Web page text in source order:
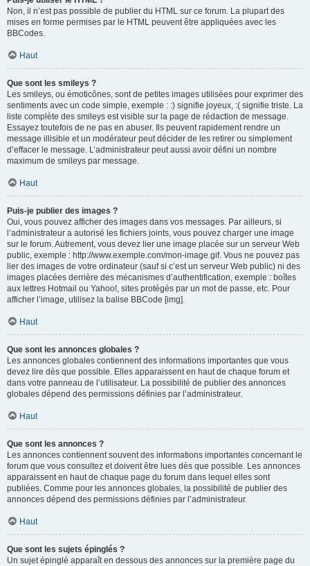
Non, il n’est pas possible de publier du HTML sur ce forum. La plupart des
mises en forme permises par le HTML peuvent être appliquées avec les
BBCodes.
Haut
Que sont les smileys ?
Les smileys, ou émoticônes, sont de petites images utilisées pour exprimer des
sentiments avec un code simple, exemple : :) signifie joyeux, :( signifie triste. La
liste complète des smileys est visible sur la page de rédaction de message.
Essayez toutefois de ne pas en abuser. Ils peuvent rapidement rendre un
message illisible et un modérateur peut décider de les retirer ou simplement
d’effacer le message. L’administrateur peut aussi avoir défini un nombre
maximum de smileys par message.
Haut
Puis-je publier des images ?
Oui, vous pouvez afficher des images dans vos messages. Par ailleurs, si
l’administrateur a autorisé les fichiers joints, vous pouvez charger une image
sur le forum. Autrement, vous devez lier une image placée sur un serveur Web
public, exemple : http://www.exemple.com/mon-image.gif. Vous ne pouvez pas
lier des images de votre ordinateur (sauf si c’est un serveur Web public) ni des
images placées derrière des mécanismes d’authentification, exemple : boîtes
aux lettres Hotmail ou Yahoo!, sites protégés par un mot de passe, etc. Pour
afficher l’image, utilisez la balise BBCode [img].
Haut
Que sont les annonces globales ?
Les annonces globales contiennent des informations importantes que vous
devez lire dès que possible. Elles apparaissent en haut de chaque forum et
dans votre panneau de l’utilisateur. La possibilité de publier des annonces
globales dépend des permissions définies par l’administrateur.
Haut
Que sont les annonces ?
Les annonces contiennent souvent des informations importantes concernant le
forum que vous consultez et doivent être lues dès que possible. Les annonces
apparaissent en haut de chaque page du forum dans lequel elles sont
publiées. Comme pour les annonces globales, la possibilité de publier des
annonces dépend des permissions définies par l’administrateur.
Haut
Que sont les sujets épinglés ?
Un sujet épinglé apparaît en dessous des annonces sur la première page du